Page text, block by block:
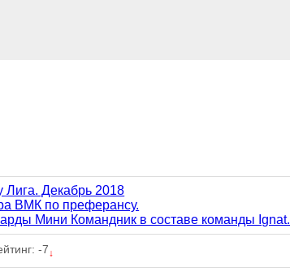
Лига. Декабрь 2018
ВМК по преферансу.
Мини Командник в составе команды Ignat.
-7↓